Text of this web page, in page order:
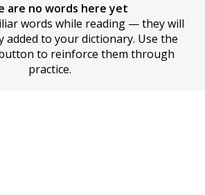
are no words here yet
words while reading — they will
added to your dictionary. Use the
button to reinforce them through
practice.